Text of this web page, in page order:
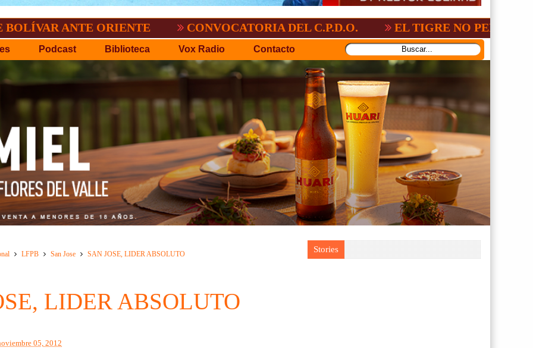
ORIENTE CONVOCATORIA DEL C.P.D.O. EL TIGRE NO PERDONO A
Podcast Biblioteca Vox Radio Contacto
LFPB San Jose SAN JOSE, LIDER ABSOLUTO
LIDER ABSOLUTO
05, 2012
Stories